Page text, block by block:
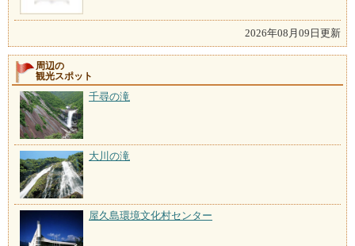
2026年08月09日更新
周辺の
観光スポット
千尋の滝
大川の滝
屋久島環境文化村センター